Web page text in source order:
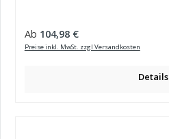
Regulärer Preis:
Ab 104,98 €
Preise inkl. MwSt. zzgl Versandkosten
Details